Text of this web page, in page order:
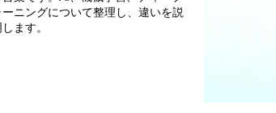
ーニングについて整理し、違いを説
ます。